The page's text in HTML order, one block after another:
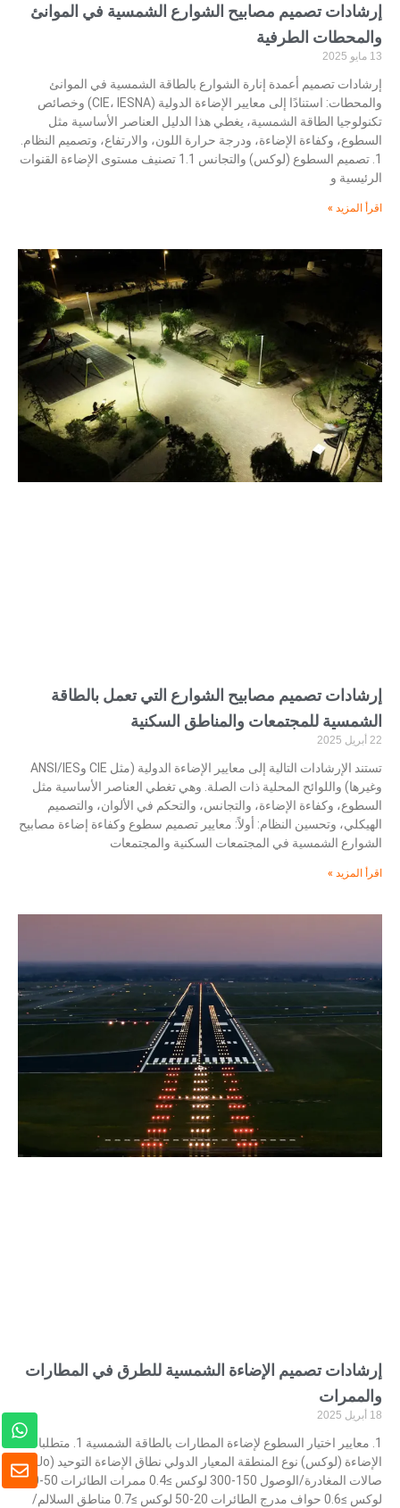
إرشادات تصميم مصابيح الشوارع الشمسية في الموانئ
والمحطات الطرفية
13 مايو 2025
إرشادات تصميم أعمدة إنارة الشوارع بالطاقة الشمسية في الموانئ
والمحطات: استنادًا إلى معايير الإضاءة الدولية (CIE، IESNA) وخصائص
تكنولوجيا الطاقة الشمسية، يغطي هذا الدليل العناصر الأساسية مثل
السطوع، وكفاءة الإضاءة، ودرجة حرارة اللون، والارتفاع، وتصميم النظام.
1. تصميم السطوع (لوكس) والتجانس 1.1 تصنيف مستوى الإضاءة القنوات
الرئيسية و
اقرأ المزيد »
إرشادات تصميم مصابيح الشوارع التي تعمل بالطاقة
الشمسية للمجتمعات والمناطق السكنية
22 أبريل 2025
تستند الإرشادات التالية إلى معايير الإضاءة الدولية (مثل CIE وANSI/IES
وغيرها) واللوائح المحلية ذات الصلة. وهي تغطي العناصر الأساسية مثل
السطوع، وكفاءة الإضاءة، والتجانس، والتحكم في الألوان، والتصميم
الهيكلي، وتحسين النظام: أولاً: معايير تصميم سطوع وكفاءة إضاءة مصابيح
الشوارع الشمسية في المجتمعات السكنية والمجتمعات
اقرأ المزيد »
إرشادات تصميم الإضاءة الشمسية للطرق في المطارات
والممرات
18 أبريل 2025
1. معايير اختيار السطوع لإضاءة المطارات بالطاقة الشمسية 1. متطلبات
صالات المغادرة/الوصول 150-300 لوكس ≥0.4 ممرات الطائرات 50-100
لوكس ≥0.6 حواف مدرج الطائرات 20-50 لوكس ≥0.7 مناطق السلالم/
ظ
ر
و
ا
ت
س
ا